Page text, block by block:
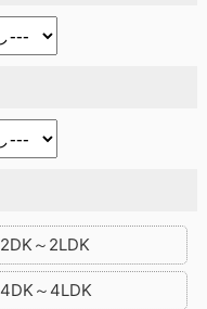
2DK～2LDK
4DK～4LDK